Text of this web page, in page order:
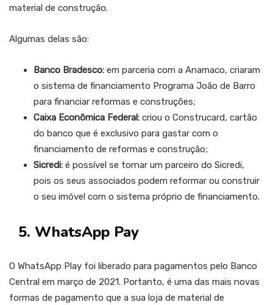
material de construção.
Algumas delas são:
Banco Bradesco: em parceria com a Anamaco, criaram
o sistema de financiamento Programa João de Barro
para financiar reformas e construções;
Caixa Econômica Federal: criou o Construcard, cartão
do banco que é exclusivo para gastar com o
financiamento de reformas e construção;
Sicredi: é possível se tornar um parceiro do Sicredi,
pois os seus associados podem reformar ou construir
o seu imóvel com o sistema próprio de financiamento.
5. WhatsApp Pay
O WhatsApp Play foi liberado para pagamentos pelo Banco
Central em março de 2021. Portanto, é uma das mais novas
formas de pagamento que a sua loja de material de